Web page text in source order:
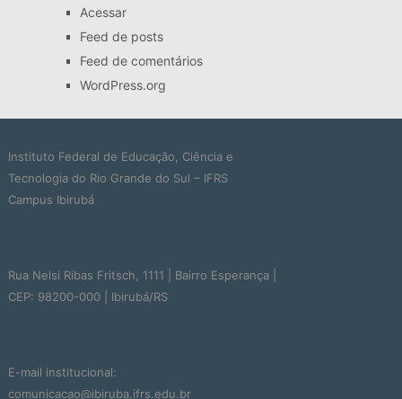
Acessar
Feed de posts
Feed de comentários
WordPress.org
Instituto Federal de Educação, Ciência e
Tecnologia do Rio Grande do Sul – IFRS
Campus Ibirubá
Rua Nelsi Ribas Fritsch, 1111 | Bairro Esperança |
CEP: 98200-000 | Ibirubá/RS
E-mail institucional:
comunicacao@ibiruba.ifrs.edu.br